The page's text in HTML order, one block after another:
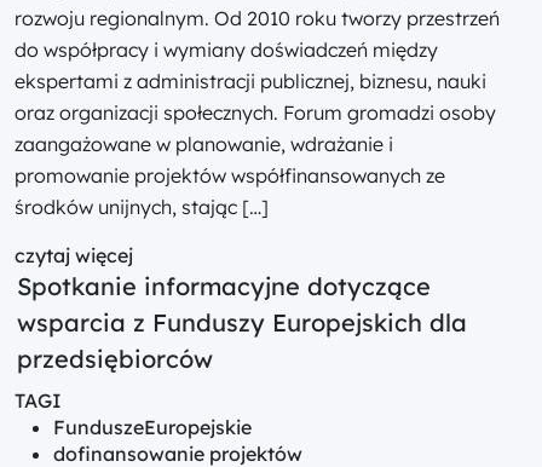
rozwoju regionalnym. Od 2010 roku tworzy przestrzeń
do współpracy i wymiany doświadczeń między
ekspertami z administracji publicznej, biznesu, nauki
oraz organizacji społecznych. Forum gromadzi osoby
zaangażowane w planowanie, wdrażanie i
promowanie projektów współfinansowanych ze
środków unijnych, stając […]
czytaj więcej
Spotkanie informacyjne dotyczące
wsparcia z Funduszy Europejskich dla
przedsiębiorców
TAGI
FunduszeEuropejskie
dofinansowanie projektów